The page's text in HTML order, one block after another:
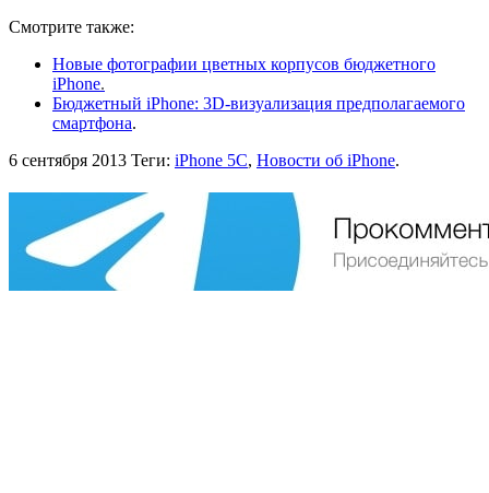
Смотрите также:
Новые фотографии цветных корпусов бюджетного
iPhone.
Бюджетный iPhone: 3D-визуализация предполагаемого
смартфона.
6 сентября 2013 Теги: iPhone 5C, Новости об iPhone.